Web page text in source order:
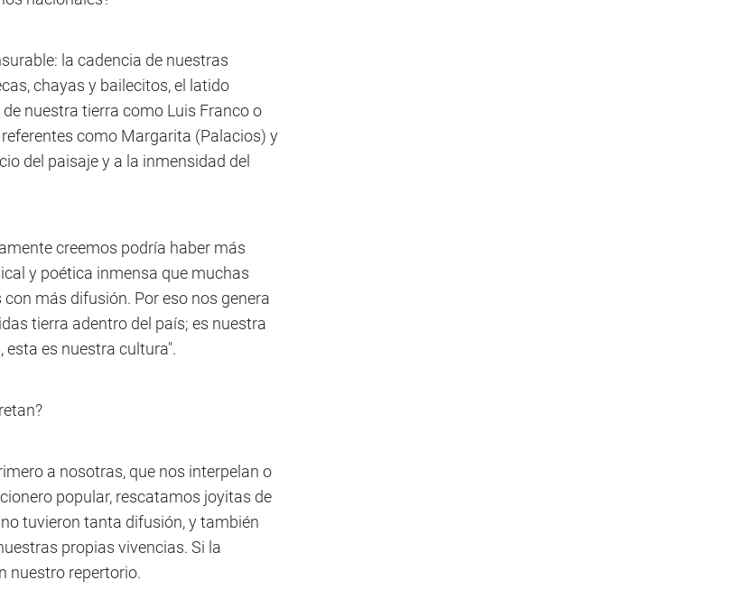
la cadencia de nuestras
chayas y bailecitos, el latido
nuestra tierra como Luis Franco o
como Margarita (Palacios) y
del paisaje y a la inmensidad del
creemos podría haber más
y poética inmensa que muchas
más difusión. Por eso nos genera
tierra adentro del país; es nuestra
es nuestra cultura".
a nosotras, que nos interpelan o
popular, rescatamos joyitas de
tuvieron tanta difusión, y también
propias vivencias. Si la
nuestro repertorio.